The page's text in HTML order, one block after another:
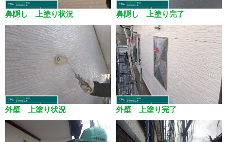
鼻隠し 上塗り状況 鼻隠し 上塗り完了
外壁 上塗り状況 外壁 上塗り完了